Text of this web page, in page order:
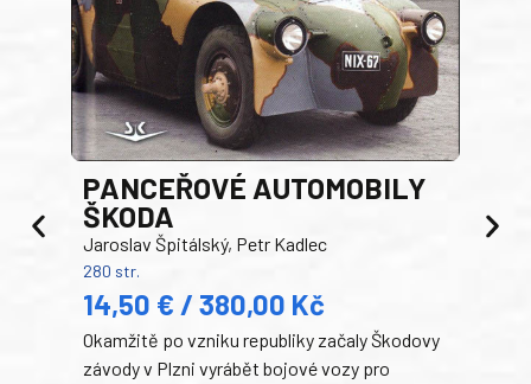
PANCEŘOVÉ AUTOMOBILY
ŠKODA
Jaroslav Špitálský, Petr Kadlec
280 str.
14,50 € / 380,00 Kč
Okamžitě po vzniku republiky začaly Škodovy
závody v Plzni vyrábět bojové vozy pro